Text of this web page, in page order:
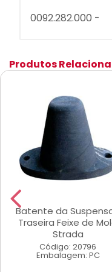
0092.282.000 -
Produtos
Batente da
Traseira Feixe de
Strada
Código: 20796
Embalagem: PC